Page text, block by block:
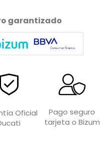
garantizado
Oficial
Pago seguro
tarjeta o Bizum